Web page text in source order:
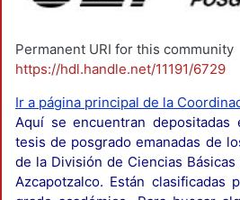
Permanent URI for this community
https://hdl.handle.net/11191/6729
Ir a página principal de la
Aquí se encuentran depositadas
tesis de posgrado emanadas de
de la División de Ciencias
Azcapotzalco. Están clasificadas